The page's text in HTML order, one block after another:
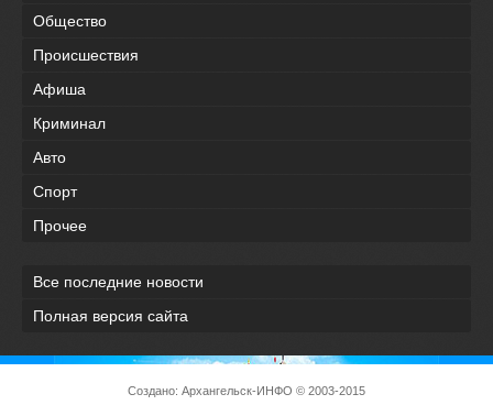
Общество
Происшествия
Афиша
Криминал
Авто
Спорт
Прочее
Все последние новости
Полная версия сайта
Создано: Архангельск-ИНФО © 2003-2015